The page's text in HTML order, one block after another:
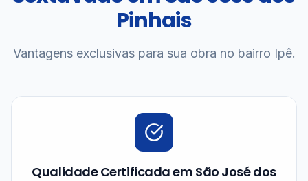
Pinhais
Vantagens exclusivas para sua obra no bairro Ipê.
Qualidade Certificada em São José dos